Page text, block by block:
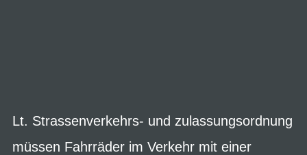
Lt. Strassenverkehrs- und zulassungsordnung
müssen Fahrräder im Verkehr mit einer